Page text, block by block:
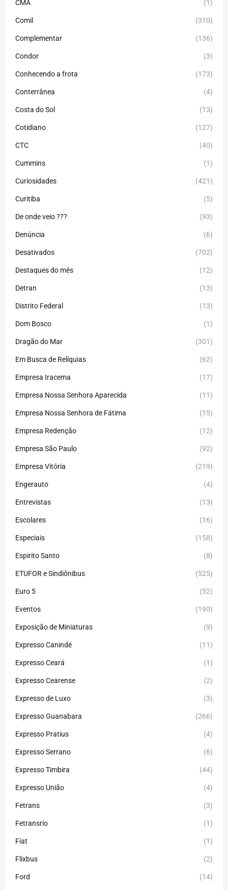
CMA (1)
Comil (310)
Complementar (136)
Condor (3)
Conhecendo a frota (173)
Conterrânea (4)
Costa do Sol (13)
Cotidiano (127)
CTC (40)
Cummins (1)
Curiosidades (421)
Curitiba (5)
De onde veio ??? (93)
Denúncia (6)
Desativados (702)
Destaques do mês (12)
Detran (13)
Distrito Federal (13)
Dom Bosco (1)
Dragão do Mar (301)
Em Busca de Relíquias (62)
Empresa Iracema (17)
Empresa Nossa Senhora Aparecida (11)
Empresa Nossa Senhora de Fátima (15)
Empresa Redenção (12)
Empresa São Paulo (92)
Empresa Vitória (219)
Engerauto (4)
Entrevistas (13)
Escolares (16)
Especiais (158)
Espirito Santo (8)
ETUFOR e Sindiônibus (525)
Euro 5 (52)
Eventos (190)
Exposição de Miniaturas (9)
Expresso Canindé (11)
Expresso Ceará (1)
Expresso Cearense (2)
Expresso de Luxo (3)
Expresso Guanabara (266)
Expresso Pratius (4)
Expresso Serrano (6)
Expresso Timbira (44)
Expresso União (4)
Fetrans (3)
Fetransrio (1)
Fiat (1)
Flixbus (2)
Ford (14)